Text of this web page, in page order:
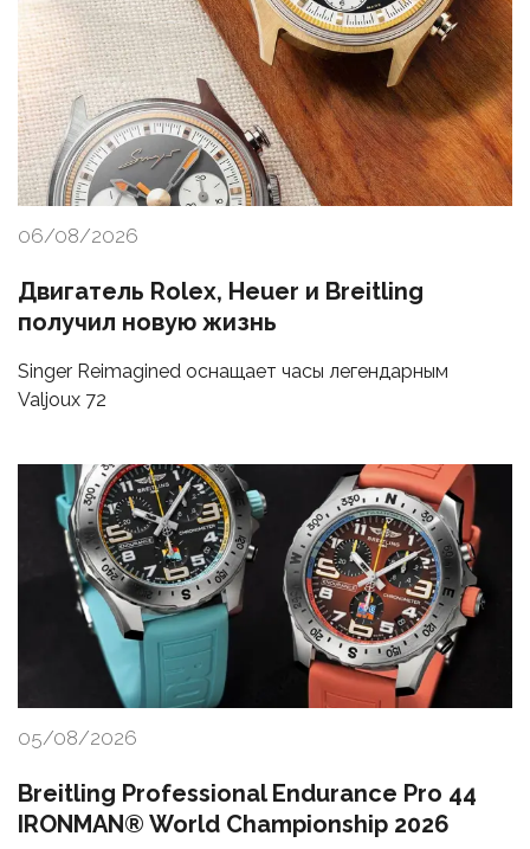
06/08/2026
Двигатель Rolex, Heuer и Breitling
получил новую жизнь
Singer Reimagined оснащает часы легендарным
Valjoux 72
05/08/2026
Breitling Professional Endurance Pro 44
IRONMAN® World Championship 2026